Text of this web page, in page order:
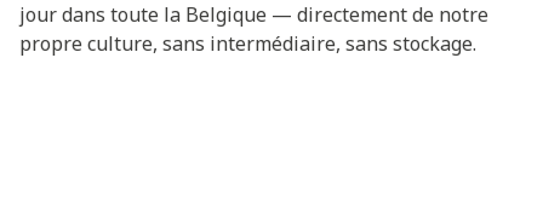
jour dans toute la Belgique — directement de notre
propre culture, sans intermédiaire, sans stockage.